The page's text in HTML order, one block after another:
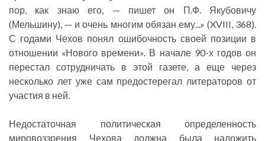
пор, как знаю его, — пишет он П.Ф. Якубовичу
(Мельшину), — и очень многим обязан ему...» (XVIII, 368).
С годами Чехов понял ошибочность своей позиции в
отношении «Нового времени». В начале 90-х годов он
перестал сотрудничать в этой газете, а еще через
несколько лет уже сам предостерегал литераторов от
участия в ней.
Недостаточная политическая определенность
мировоззрения Чехова должна была наложить